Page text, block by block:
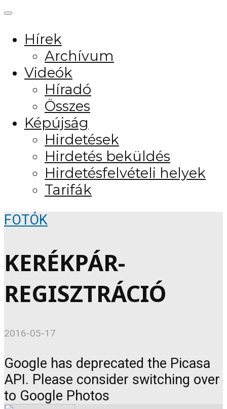
Hírek
Archívum
Videók
Híradó
Összes
Képújság
Hirdetések
Hirdetés beküldés
Hirdetésfelvételi helyek
Tarifák
FOTÓK
KERÉKPÁR-
REGISZTRÁCIÓ
2016-05-17
Google has deprecated the Picasa
API. Please consider switching over
to Google Photos